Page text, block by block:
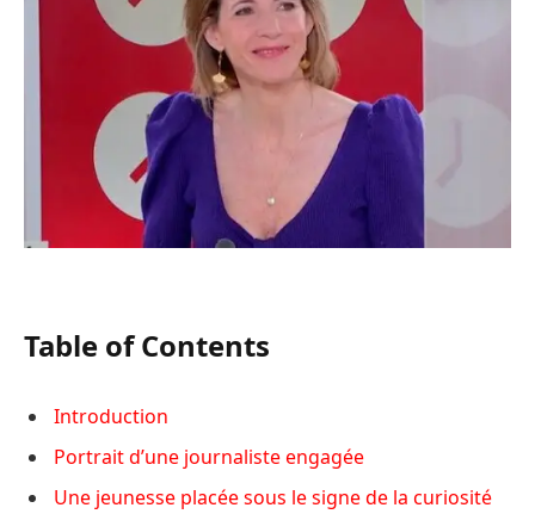
Table of Contents
Introduction
Portrait d’une journaliste engagée
Une jeunesse placée sous le signe de la curiosité